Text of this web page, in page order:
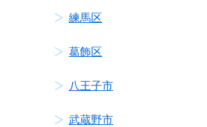
練馬区
葛飾区
八王子市
武蔵野市